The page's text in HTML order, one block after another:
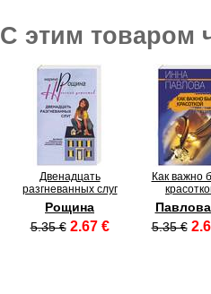
С этим товаром
Двенадцать
разгневанных слуг
Рощина
5.35 € 2.67 €
Как важно
5.35 €